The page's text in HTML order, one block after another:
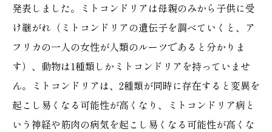
発表しました。ミトコンドリアは母親のみから子供に受
け継がれ（ミトコンドリアの遺伝子を調べていくと、ア
フリカの一人の女性が人類のルーツであると分かりま
す）、動物は1種類しかミトコンドリアを持っていませ
ん。ミトコンドリアは、2種類が同時に存在すると変異を
起こし易くなる可能性が高くなり、ミトコンドリア病と
いう神経や筋肉の病気を起こし易くなる可能性が高くな